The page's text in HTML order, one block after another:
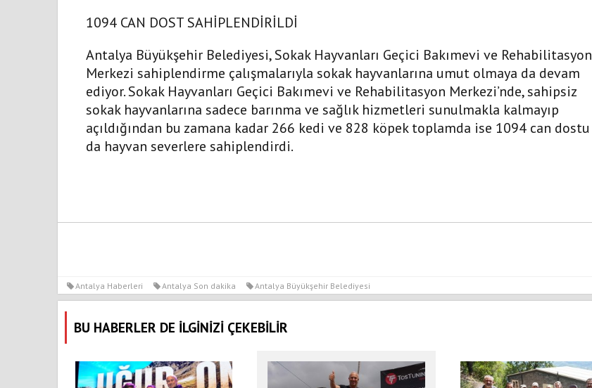
1094 CAN DOST SAHİPLENDİRİLDİ
Antalya Büyükşehir Belediyesi, Sokak Hayvanları Geçici Bakımevi ve Rehabilitasyon
Merkezi sahiplendirme çalışmalarıyla sokak hayvanlarına umut olmaya da devam
ediyor. Sokak Hayvanları Geçici Bakımevi ve Rehabilitasyon Merkezi’nde, sahipsiz
sokak hayvanlarına sadece barınma ve sağlık hizmetleri sunulmakla kalmayıp
açıldığından bu zamana kadar 266 kedi ve 828 köpek toplamda ise 1094 can dostu
da hayvan severlere sahiplendirdi.
Antalya Haberleri Antalya Son dakika Antalya Büyükşehir Belediyesi
BU HABERLER DE İLGİNİZİ ÇEKEBİLİR